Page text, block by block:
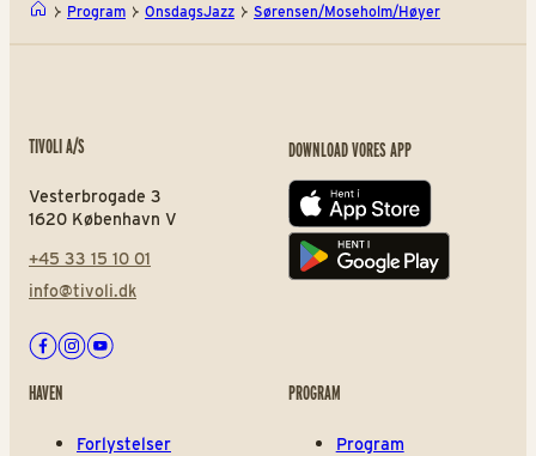
Program OnsdagsJazz Sørensen/Moseholm/Høyer
TIVOLI A/S
Vesterbrogade 3
1620 København V
+45 33 15 10 01
info@tivoli.dk
Facebook
Instagram
Youtube
DOWNLOAD VORES APP
App store
Play store
HAVEN
Forlystelser
PROGRAM
Program